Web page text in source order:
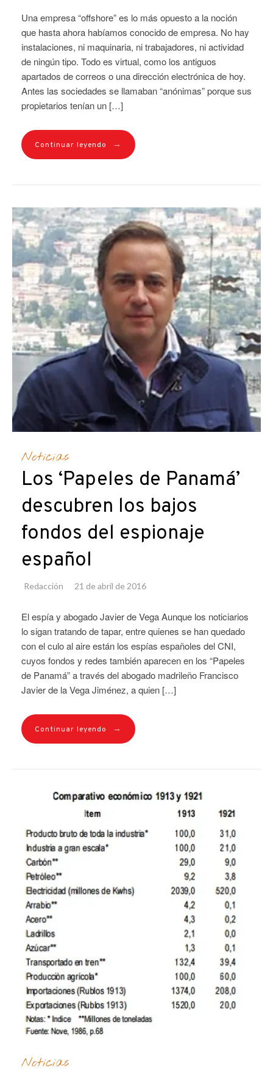
Una empresa “offshore” es lo más opuesto a la noción
que hasta ahora habíamos conocido de empresa. No hay
instalaciones, ni maquinaria, ni trabajadores, ni actividad
de ningún tipo. Todo es virtual, como los antiguos
apartados de correos o una dirección electrónica de hoy.
Antes las sociedades se llamaban “anónimas” porque sus
propietarios tenían un […]
Continuar leyendo →
Noticias
Los ‘Papeles de Panamá’
descubren los bajos
fondos del espionaje
español
Redacción 21 de abril de 2016
El espía y abogado Javier de Vega Aunque los noticiarios
lo sigan tratando de tapar, entre quienes se han quedado
con el culo al aire están los espías españoles del CNI,
cuyos fondos y redes también aparecen en los “Papeles
de Panamá” a través del abogado madrileño Francisco
Javier de la Vega Jiménez, a quien […]
Continuar leyendo →
Noticias